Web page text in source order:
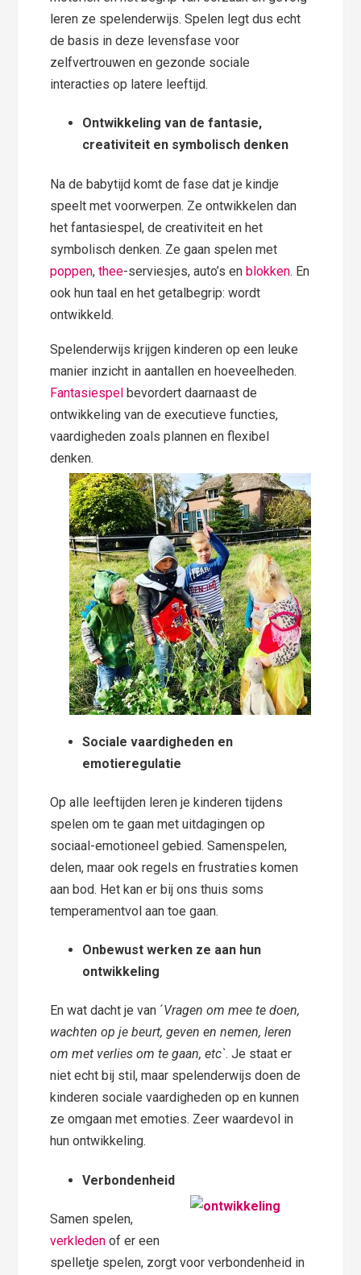
leren ze spelenderwijs. Spelen legt dus echt
de basis in deze levensfase voor
zelfvertrouwen en gezonde sociale
interacties op latere leeftijd.
Ontwikkeling van de fantasie,
creativiteit en symbolisch denken
Na de babytijd komt de fase dat je kindje
speelt met voorwerpen. Ze ontwikkelen dan
het fantasiespel, de creativiteit en het
symbolisch denken. Ze gaan spelen met
poppen,thee-serviesjes, auto’s enblokken. En
ook hun taal en het getalbegrip: wordt
ontwikkeld.
Spelenderwijs krijgen kinderen op een leuke
manier inzicht in aantallen en hoeveelheden.
Fantasiespel bevordert daarnaast de
ontwikkeling van de executieve functies,
vaardigheden zoals plannen en flexibel
denken.
Sociale vaardigheden en
emotieregulatie
Op alle leeftijden leren je kinderen tijdens
spelen om te gaan met uitdagingen op
sociaal-emotioneel gebied. Samenspelen,
delen, maar ook regels en frustraties komen
aan bod. Het kan er bij ons thuis soms
temperamentvol aan toe gaan.
Onbewust werken ze aan hun
ontwikkeling
En wat dacht je van ´Vragen om mee te doen,
wachten op je beurt, geven en nemen, leren
om met verlies om te gaan, etc`. Je staat er
niet echt bij stil, maar spelenderwijs doen de
kinderen sociale vaardigheden op en kunnen
ze omgaan met emoties. Zeer waardevol in
hun ontwikkeling.
Verbondenheid
Samen spelen,
verkleden of er een
spelletje spelen, zorgt voor verbondenheid in